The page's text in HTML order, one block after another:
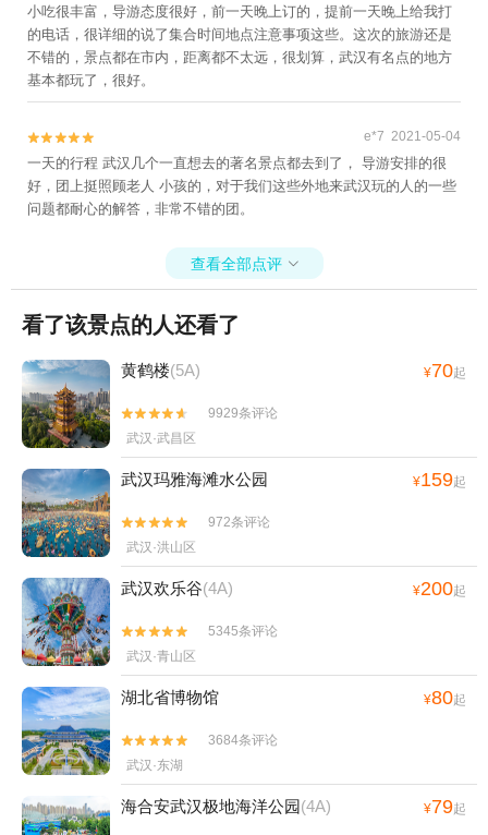
小吃很丰富，导游态度很好，前一天晚上订的，提前一天晚上给我打
的电话，很详细的说了集合时间地点注意事项这些。这次的旅游还是
不错的，景点都在市内，距离都不太远，很划算，武汉有名点的地方
基本都玩了，很好。

 e*7 2021-05-04
一天的行程 武汉几个一直想去的著名景点都去到了， 导游安排的很
好，团上挺照顾老人 小孩的，对于我们这些外地来武汉玩的人的一些
问题都耐心的解答，非常不错的团。
查看全部点评 
看了该景点的人还看了
黄鹤楼(5A) ¥70起


9929条评论
武汉·武昌区
武汉玛雅海滩水公园 ¥159起


972条评论
武汉·洪山区
武汉欢乐谷(4A) ¥200起


5345条评论
武汉·青山区
湖北省博物馆 ¥80起


3684条评论
武汉·东湖
海合安武汉极地海洋公园(4A) ¥79起